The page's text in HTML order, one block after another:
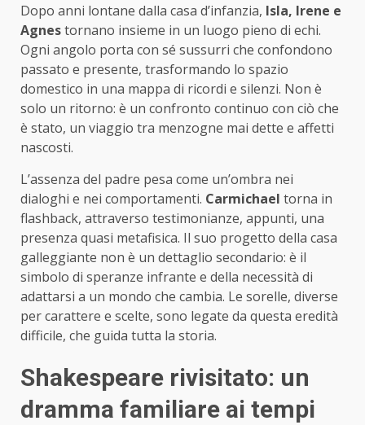
Dopo anni lontane dalla casa d’infanzia, Isla, Irene e
Agnestornano insieme in un luogo pieno di echi.
Ogni angolo porta con sé sussurri che confondono
passato e presente, trasformando lo spazio
domestico in una mappa di ricordi e silenzi. Non è
solo un ritorno: è un confronto continuo con ciò che
è stato, un viaggio tra menzogne mai dette e affetti
nascosti.
L’assenza del padre pesa come un’ombra nei
dialoghi e nei comportamenti. Carmichael torna in
flashback, attraverso testimonianze, appunti, una
presenza quasi metafisica. Il suo progetto della casa
galleggiante non è un dettaglio secondario: è il
simbolo di speranze infrante e della necessità di
adattarsi a un mondo che cambia. Le sorelle, diverse
per carattere e scelte, sono legate da questa eredità
difficile, che guida tutta la storia.
Shakespeare rivisitato: un
dramma familiare ai tempi